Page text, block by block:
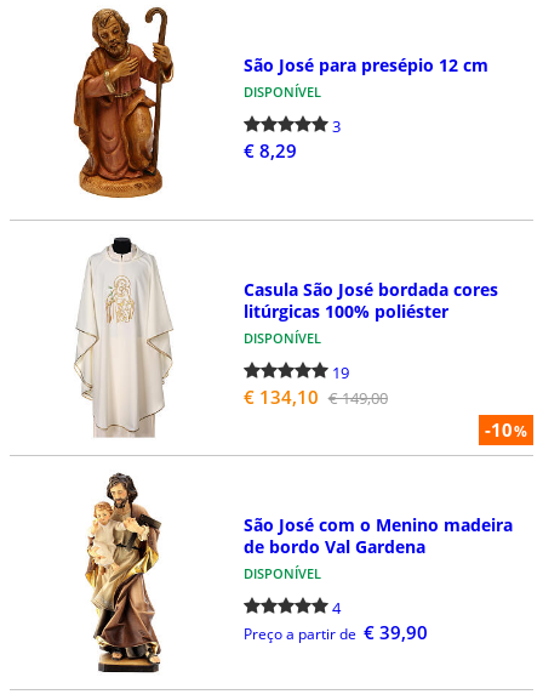
São José para presépio 12 cm
DISPONÍVEL
3
€ 8,29
-10%
Casula São José bordada cores
litúrgicas 100% poliéster
DISPONÍVEL
19
€ 134,10 € 149,00
São José com o Menino madeira
de bordo Val Gardena
DISPONÍVEL
4
Preço a partir de € 39,90